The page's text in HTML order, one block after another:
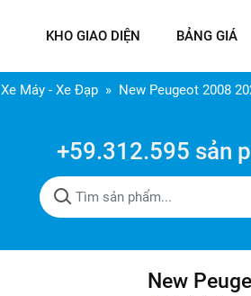
KHO GIAO DIỆN BẢNG GIÁ
Máy - Xe Đạp New Peugeot 2008
+59.312.595 sản
New